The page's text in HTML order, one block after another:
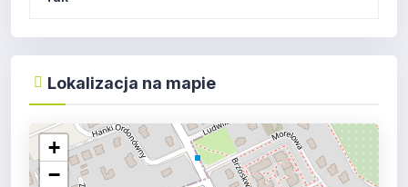
Lokalizacja na mapie
+
−